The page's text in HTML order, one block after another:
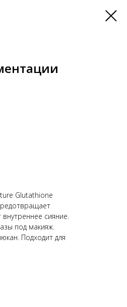
Glutathione
сияние.
под макияж.
Подходит для